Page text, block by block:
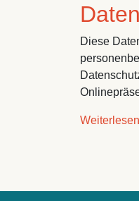
Diese
Weiterlesen